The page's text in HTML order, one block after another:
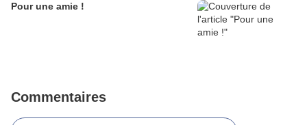
Pour une amie !
Commentaires